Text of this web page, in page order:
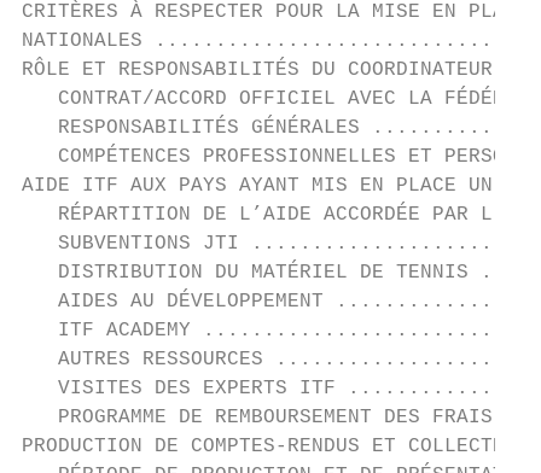
CRITÈRES À RESPECTER POUR LA MISE EN
NATIONALES
RÔLE ET RESPONSABILITÉS DU
CONTRAT/ACCORD OFFICIEL AVEC LA
RESPONSABILITÉS GÉNÉRALES
COMPÉTENCES PROFESSIONNELLES ET
AIDE ITF AUX PAYS AYANT MIS EN
RÉPARTITION DE L’AIDE ACCORDÉE PAR
SUBVENTIONS JTI
DISTRIBUTION DU MATÉRIEL DE TENNIS
AIDES AU DÉVELOPPEMENT
ITF ACADEMY
AUTRES RESSOURCES
VISITES DES EXPERTS ITF
PROGRAMME DE REMBOURSEMENT DES FRAIS
PRODUCTION DE COMPTES-RENDUS